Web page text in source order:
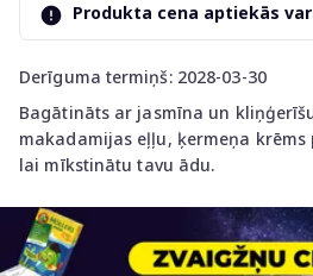
Derīguma termiņš: 2028-03-30
Bagātināts ar jasmīna un
makadamijas eļļu, ķermeņa
lai mīkstinātu tavu ādu.
Produkta cena aptiekās